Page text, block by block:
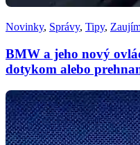
Novinky, Správy, Tipy,
BMW a jeho nový
dotykom alebo